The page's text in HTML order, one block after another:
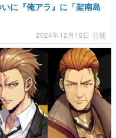
に『俺アラ』に「架南島
2024年12月16日 公開